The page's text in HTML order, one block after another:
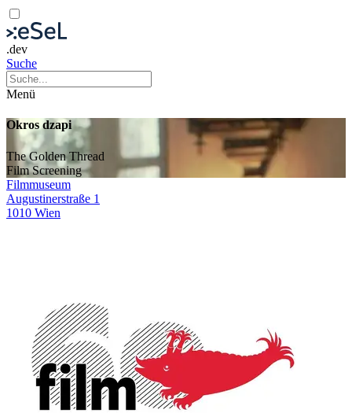
.dev
Suche
Menü
Okros dzapi
The Golden Thread
FilmScreening
Filmmuseum
Augustinerstraße 1
1010 Wien